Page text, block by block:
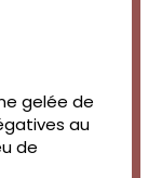
gelée de
au
de